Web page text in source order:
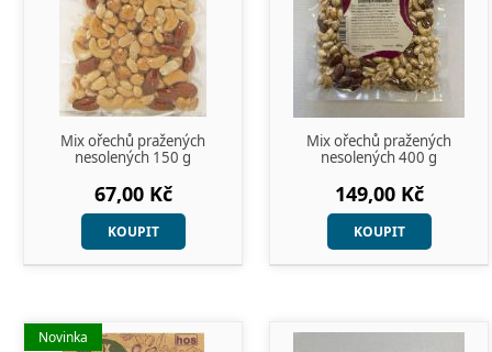
Mix ořechů pražených
nesolených 150 g
67,00 Kč
KOUPIT
Mix ořechů pražených
nesolených 400 g
149,00 Kč
KOUPIT
Novinka